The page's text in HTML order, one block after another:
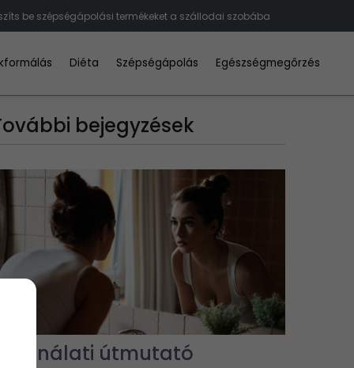
be szépségápolási termékeket a szállodai szobába
Diéta Szépségápolás Egészségmegőrzés
bejegyzések
Használati útmutató